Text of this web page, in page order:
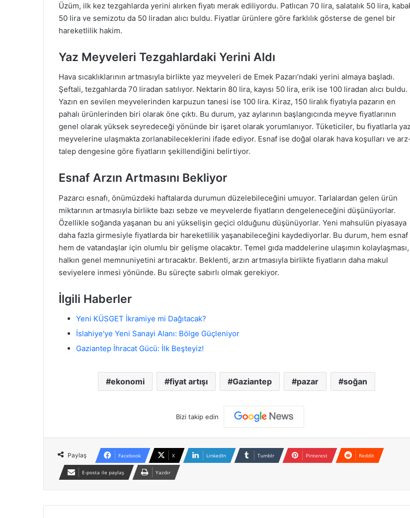
Üzüm, ilk kez tezgahlarda yerini alırken fiyatı merak ediliyordu. Patlıcan 70 lira, salatalık 50 lira,
50 lira ve semizotu da 50 liradan alıcı buldu. Fiyatlar ürünlere göre farklılık gösterse de genel bir
hareketlilik hakim.
Yaz Meyveleri Tezgahlardaki Yerini Aldı
Hava sıcaklıklarının artmasıyla birlikte yaz meyveleri de Emek Pazarı’ndaki yerini almaya başladı.
Şeftali, tezgahlarda 70 liradan satılıyor. Nektarin 80 lira, kayısı 50 lira, erik ise 100 liradan alıcı buldu.
Yazın en sevilen meyvelerinden karpuzun tanesi ise 100 lira. Kiraz, 150 liralık fiyatıyla pazarın en
pahalı ürünlerinden biri olarak öne çıktı. Bu durum, yaz aylarının başlangıcında meyve fiyatlarının
genel olarak yüksek seyredeceği yönünde bir işaret olarak yorumlanıyor. Tüketiciler, bu fiyatlarla
meyvelerine ulaşmakta zorlanabileceklerini ifade ediyor. Esnaf ise doğal olarak hava koşulları ve
talep dengesine göre fiyatların şekillendiğini belirtiyor.
Esnaf Arzın Artmasını Bekliyor
Pazarcı esnafı, önümüzdeki haftalarda durumun düzelebileceğini umuyor. Tarlalardan gelen ürün
miktarının artmasıyla birlikte bazı sebze ve meyvelerde fiyatların dengeleneceğini düşünüyorlar.
Özellikle soğanda yaşanan bu ani yükselişin geçici olduğunu düşünüyorlar. Yeni mahsulün piyasaya
daha fazla girmesiyle fiyatlarda bir hareketlilik yaşanabileceğini kaydediyorlar. Bu durum, hem esnaf
hem de vatandaşlar için olumlu bir gelişme olacaktır. Temel gıda maddelerine ulaşımın kolaylaşması,
halkın genel memnuniyetini artıracaktır. Beklenti, arzın artmasıyla birlikte fiyatların daha makul
seviyelere inmesi yönünde. Bu süreçte sabırlı olmak gerekiyor.
İlgili Haberler
Yeni KÜSGET İkramiye mi Dağıtacak?
İslahiye'ye Yeni Sanayi Alanı: Bölge Güçleniyor
Gaziantep İhracat Gücü: İlk Beşteyiz!
ekonomi fiyat artışı Gaziantep pazar soğan
Bizi takip edin
Paylaş Facebook X LinkedIn Tumblr Pinterest Reddit
E-posta ile paylaş Yazdır